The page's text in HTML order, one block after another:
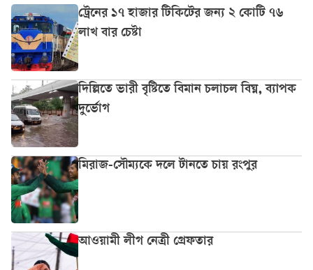
ট্রেনের ১৭ হাজার টিকিটের জন্য ২ কোটি ৭৬
লাখ বার চেষ্টা
দিল্লিতে ভারী বৃষ্টিতে বিমান চলাচল বিঘ্ন, ব্যাপক
দুর্ভোগ
মিরাজ-সৌম্যকে দলে টানতে চায় রংপুর
আওয়ামী লীগ নেত্রী গ্রেফতার